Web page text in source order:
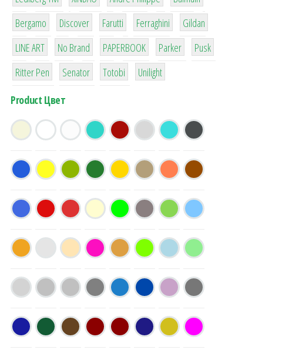
26
Bergamo
64
Discover
299
Farutti
4
Ferraghini
42
Gildan
4
LINE ART
90
No Brand
8
PAPERBOOK
6
Parker
2
Pusk
22
Ritter Pen
15
Senator
43
Totobi
1
Unilight
Product Цвет